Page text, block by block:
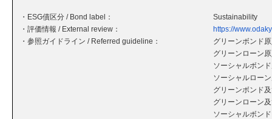
・ESG債区分 / Bond label：
Sustainability
・評価情報 / External review：
https://
・参照ガイドライン / Referred guideline：
グリーンボンド
グリーンローン
ソーシャルボン
ソーシャルロー
グリーンボンド
グリーンローン
ソーシャルボン